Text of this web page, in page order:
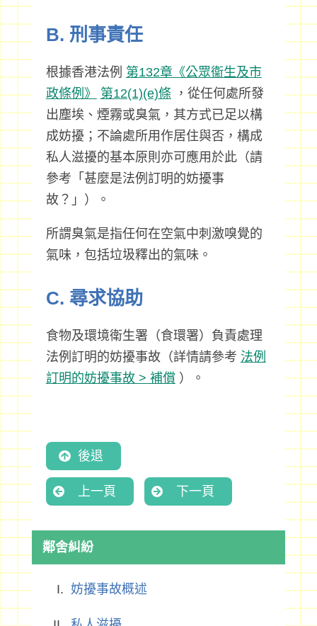
B. 刑事責任
根據香港法例 第132章《公眾衞生及市
政條例》
第12(1)(e)條 ，從任何處所發
出塵埃、煙霧或臭氣，其方式已足以構
成妨擾；不論處所用作居住與否，構成
私人滋擾的基本原則亦可應用於此（請
參考「甚麼是法例訂明的妨擾事
故？」）。
所謂臭氣是指任何在空氣中刺激嗅覺的
氣味，包括垃圾釋出的氣味。
C. 尋求協助
食物及環境衛生署（食環署）負責處理
法例訂明的妨擾事故（詳情請參考 法例
訂明的妨擾事故 > 補償 ）。
後退
上一頁 下一頁
鄰舍糾紛
妨擾事故概述